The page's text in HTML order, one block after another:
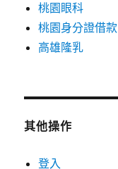
桃園眼科
桃園身分證借款
高雄隆乳
其他操作
登入